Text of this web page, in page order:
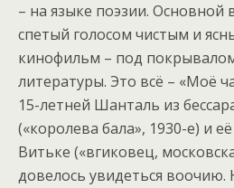
– на языке поэзии. Основной
спетый голосом чистым и
кинофильм – под
литературы. Это всё – «Моё
15-летней Шанталь из
(«королева бала», 1930-е) и
Витьке («вгиковец,
довелось увидеться воочию.